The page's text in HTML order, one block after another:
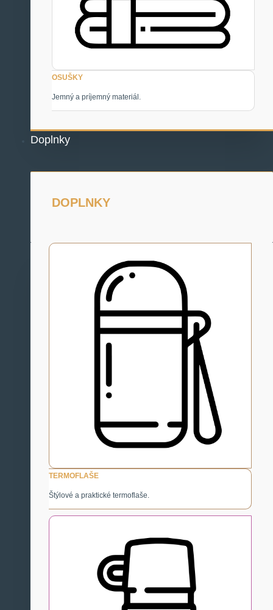
OSUŠKY
Jemný a príjemný materiál.
Doplnky
DOPLNKY
TERMOFLAŠE
Štýlové a praktické termoflaše.